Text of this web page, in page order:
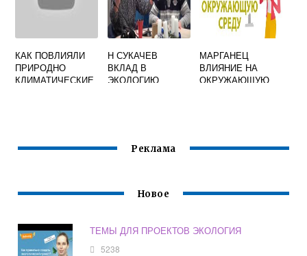
КАК ПОВЛИЯЛИ
ПРИРОДНО
КЛИМАТИЧЕСКИЕ
Н СУКАЧЕВ
ВКЛАД В
ЭКОЛОГИЮ
МАРГАНЕЦ
ВЛИЯНИЕ НА
ОКРУЖАЮЩУЮ
Реклама
Новое
ТЕМЫ ДЛЯ ПРОЕКТОВ ЭКОЛОГИЯ
5238